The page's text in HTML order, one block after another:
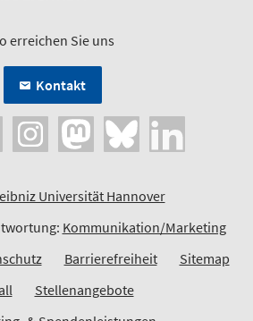
erreichen Sie uns
Kontakt
Universität Hannover
Kommunikation/Marketing
Barrierefreiheit
Sitemap
Stellenangebote